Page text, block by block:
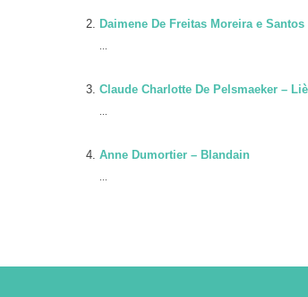
Daimene De Freitas Moreira e
Claude Charlotte De Pelsmaeker –
Anne Dumortier – Blandain